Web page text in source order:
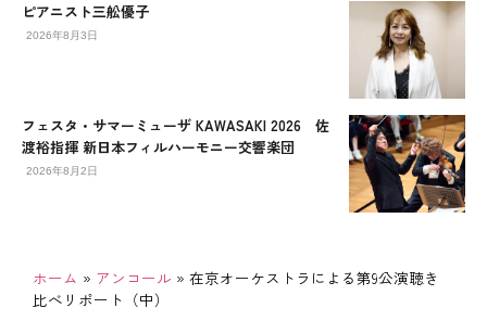
ピアニスト三舩優子
2026年8月3日
フェスタ・サマーミューザ KAWASAKI 2026 佐
渡裕指揮 新日本フィルハーモニー交響楽団
2026年8月2日
ホーム » アンコール » 在京オーケストラによる第9公演聴き
比べリポート（中）